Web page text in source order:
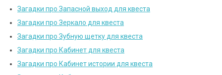
Загадки про Запасной выход для квеста
Загадки про Зеркало для квеста
Загадки про Зубную щетку для квеста
Загадки про Кабинет для квеста
Загадки про Кабинет истории для квеста